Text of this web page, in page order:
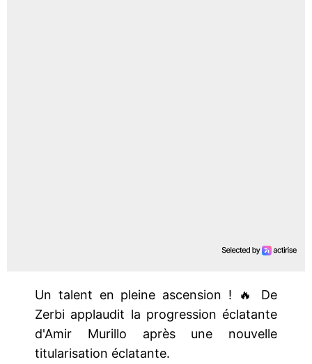
Un talent en pleine ascension ! 🔥 De
Zerbi applaudit la progression éclatante
d'Amir Murillo après une nouvelle
titularisation éclatante.